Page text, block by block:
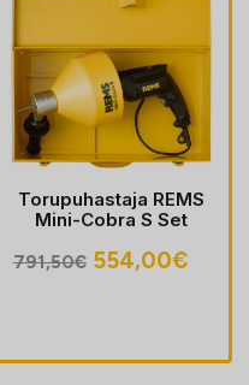
Torupuhastaja REMS
Mini-Cobra S Set
791,50€ Algne
554,00€